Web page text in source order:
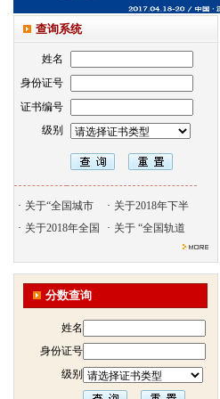
查询系统
姓名
身份证号
证书编号
级别
· 关于“全国城市 · 关于2018年下半
· 关于2018年全国 · 关于 “全国轨道
分数查询
姓名
身份证号
级别
振威国际展览有限公司
陕西交通职业技术学院
西安三资职业学院
安弗施无线射频系统(上海)有